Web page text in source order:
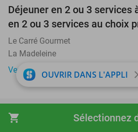
shopping_cart Sélectionnez
Déjeuner en 2 ou 3 services
en 2 ou 3 services au choix
Le Carré Gourmet
La Madeleine
Vendu : 29
Menu bistro en 2 ou 3
OUVRIR DANS L'APPLI